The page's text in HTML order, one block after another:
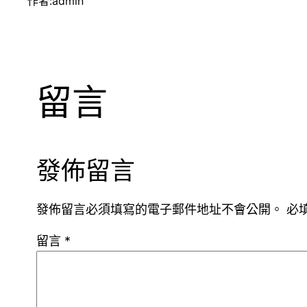
留言
發佈留言
發佈留言必須填寫的電子郵件地址不會公開。 必
留言 *